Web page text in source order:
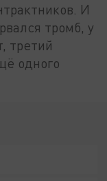
И
тромб, у
третий
одного